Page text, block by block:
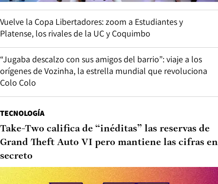
Vuelve la Copa Libertadores: zoom a Estudiantes y
Platense, los rivales de la UC y Coquimbo
“Jugaba descalzo con sus amigos del barrio”: viaje a los
orígenes de Vozinha, la estrella mundial que revoluciona
Colo Colo
TECNOLOGÍA
Take-Two califica de “inéditas” las reservas de
Grand Theft Auto VI pero mantiene las cifras en
secreto